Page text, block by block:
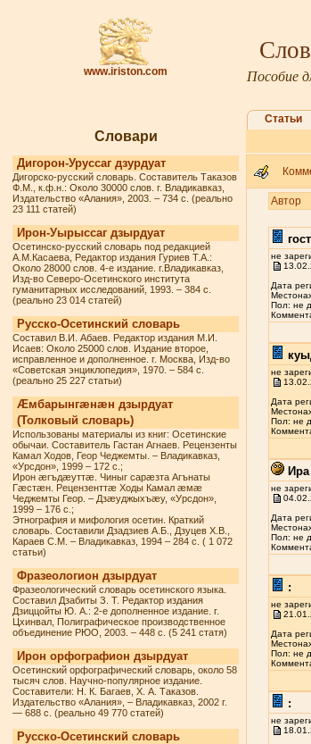
www.iriston.com Пособие
Словари
Дигорон-Уруссаг дзурдуат
Дигорско-русский словарь. Составитель Таказов
Ф.М., к.ф.н.: Около 30000 слов. г. Владикавказ,
Издательство «Алания», 2003. – 734 с. (реально
23 111 статей)
Ирон-Уырыссаг дзырдуат
Осетинско-русский словарь под редакцией
А.М.Касаева, Редактор издания Гуриев Т.А.:
Около 28000 слов. 4-е издание. г.Владикавказ,
Изд-во Северо-Осетинского института
гуманитарных исследований, 1993. – 384 с.
(реально 23 014 статей)
Русско-Осетинский словарь
Составил В.И. Абаев. Редактор издания М.И.
Исаев: Около 25000 слов. Издание второе,
исправленное и дополненное. г. Москва, Изд-во
«Советская энциклопедия», 1970. – 584 с.
(реально 25 227 статьи)
Æмбарынгæнæн дзырдуат
(Толковый словарь)
Использованы материалы из книг: Осетинские
обычаи. Составитель Гастан Агнаев. Рецензенты
Камал Ходов, Геор Чеджемты. – Владикавказ,
«Урсдон», 1999 – 172 с.;
Ирон æгъдæуттæ. Чиныг сарæзта Агънаты
Гæстæн. Рецензенттæ Ходы Камал æмæ
Чеджемты Геор. – Дзæуджыхъæу, «Урсдон»,
1999 – 176 с.;
Этнография и мифология осетин. Краткий
словарь. Составили Дзадзиев А.Б., Дзуцев Х.В.,
Караев С.М. – Владикавказ, 1994 – 284 с. ( 1 072
статьи)
Фразеологион дзырдуат
Фразеологический словарь осетинского языка.
Составил Дзабиты З. Т. Редактор издания
Дзиццойты Ю. А.: 2-е дополненное издание. г.
Цхинвал, Полиграфическое производственное
объединение РЮО, 2003. – 448 с. (5 241 статя)
Ирон орфографион дзырдуат
Осетинский орфографический словарь, около 58
тысяч слов. Научно-популярное издание.
Составители: Н. К. Багаев, Х. А. Таказов.
Издательство «Алания», – Владикавказ, 2002 г.
— 688 с. (реально 49 770 статей)
Русско-Осетинский словарь
Статьи
Автор
не
Дата
Пол: не
не
Дата
Пол: не
Ира
не
Дата
Пол: не
:
не
Дата
Пол: не
:
не